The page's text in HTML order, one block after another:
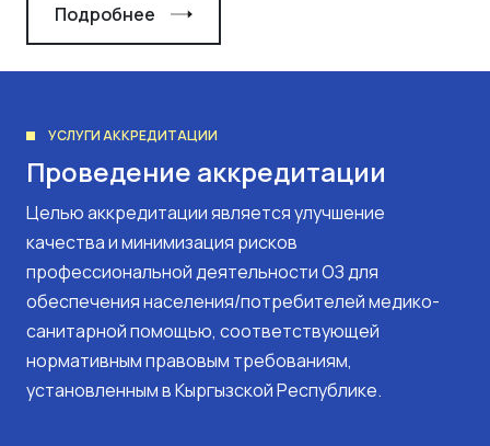
Подробнее
УСЛУГИ АККРЕДИТАЦИИ
Проведение аккредитации
Целью аккредитации является улучшение
качества и минимизация рисков
профессиональной деятельности ОЗ для
обеспечения населения/потребителей медико-
санитарной помощью, соответствующей
нормативным правовым требованиям,
установленным в Кыргызской Республике.